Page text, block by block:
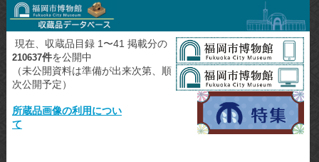
現在、収蔵品目録 1〜41 掲載分の
210637件を公開中
（未公開資料は準備が出来次第、順
次公開予定）
所蔵品画像の利用につい
て